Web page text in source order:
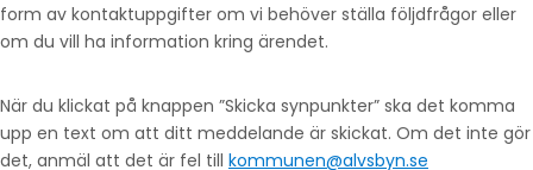
form av kontaktuppgifter om vi behöver ställa följdfrågor eller
om du vill ha information kring ärendet.
När du klickat på knappen ”Skicka synpunkter” ska det komma
upp en text om att ditt meddelande är skickat. Om det inte gör
det, anmäl att det är fel till kommunen@alvsbyn.se